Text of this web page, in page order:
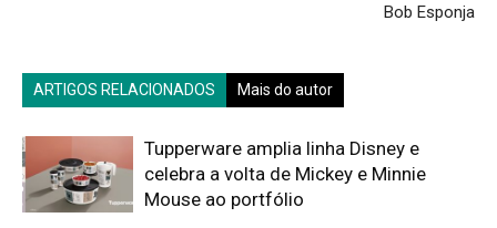
Bob Esponja
ARTIGOS RELACIONADOS Mais do autor
Tupperware amplia linha Disney e
celebra a volta de Mickey e Minnie
Mouse ao portfólio